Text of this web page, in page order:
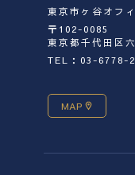
東京市ヶ谷オフ
〒102-0085
東京都千代田区
TEL：03-6778-
MAP